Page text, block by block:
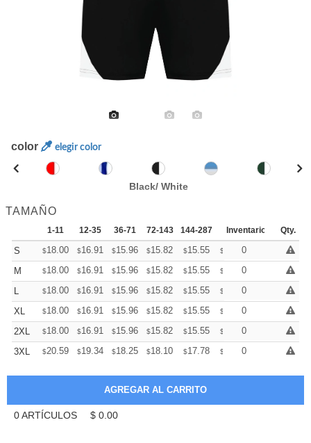
color elegir color
Black/ White
TAMAÑO
1-11 12-35 36-71 72-143 144-287 288 + Más
Inventario Qty.
S $18.00 $16.91 $15.96 $15.82 $15.55 $ 15.41
0
M
$18.00 $16.91 $15.96 $15.82 $15.55 $ 15.41
0
L
$18.00 $16.91 $15.96 $15.82 $15.55 $ 15.41
0
XL
$18.00 $16.91 $15.96 $15.82 $15.55 $ 15.41
0
2XL
$18.00 $16.91 $15.96 $15.82 $15.55 $ 15.41
0
3XL
$20.59 $19.34 $18.25 $18.10 $17.78 $ 17.63
0
0ARTÍCULOS $ 0.00